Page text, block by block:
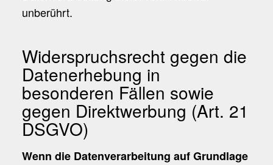
unberührt.
Widerspruchsrecht gegen die
Datenerhebung in
besonderen Fällen sowie
gegen Direktwerbung (Art. 21
DSGVO)
Wenn die Datenverarbeitung auf Grundlage